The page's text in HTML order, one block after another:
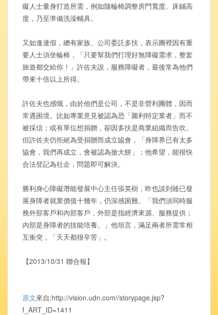
礙人士量身打造所需，例如隨輪椅調整房門寬度、床鋪高
度，乃至準備洗澡輔具。
又如逢連假，總有家族、公司委託多扶，表示團裡因有重
要人士須坐輪椅，「只要幫我們打理好無障礙需求，整套
旅遊都交給你！」許佐夫說，服務障礙者，最後常為他們
帶來十倍以上所得。
許佐夫也感慨，由於他們是公司，不是非營利團體，因而
常遇困境。比如專業意見被認為恐「圖利特定業者」而不
被採信；或有單位想捐贈，卻因多扶是商業組織而告吹。
但許佐夫仍拒絕為受捐贈而成立協會，「身障界已有太多
協會，我們再成立，會被認為搶大餅」；他希望，能很快
合法登記為社企，問題即可解決。
勝利身心障礙潛能發展中心主任張英樹，昨也談到雖已發
展身障者就業價值十幾年，仍深感困難。「我們須同時服
務外部客戶和內部客戶，外部是指經濟來源、服務提供；
內部是身障者的技能培養。」他坦言，滿足兩者所需常相
互衝突，「天天都很辛苦」。
【2013/10/31 聯合報】
原文來自:http://vision.udn.com//storypage.jsp?
f_ART_ID=1411